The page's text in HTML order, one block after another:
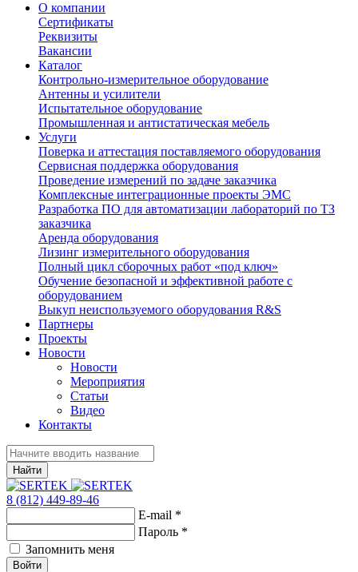
О компании
Сертификаты
Реквизиты
Вакансии
Каталог
Контрольно-измерительное оборудование
Антенны и усилители
Испытательное оборудование
Промышленная и антистатическая мебель
Услуги
Поверка и аттестация поставляемого оборудования
Сервисная поддержка оборудования
Проведение измерений по задаче заказчика
Комплексные интеграционные проекты ЭМС
Разработка ПО для автоматизации лабораторий по ТЗ
заказчика
Аренда оборудования
Лизинг измерительного оборудования
Полный цикл сборочных работ «под ключ»
Обучение безопасной и эффективной работе с
оборудованием
Выкуп неиспользуемого оборудования R&S
Партнеры
Проекты
Новости
Новости
Мероприятия
Статьи
Видео
Контакты
Найти
8 (812) 449-89-46
E-mail *
Пароль *
Запомнить меня
Войти